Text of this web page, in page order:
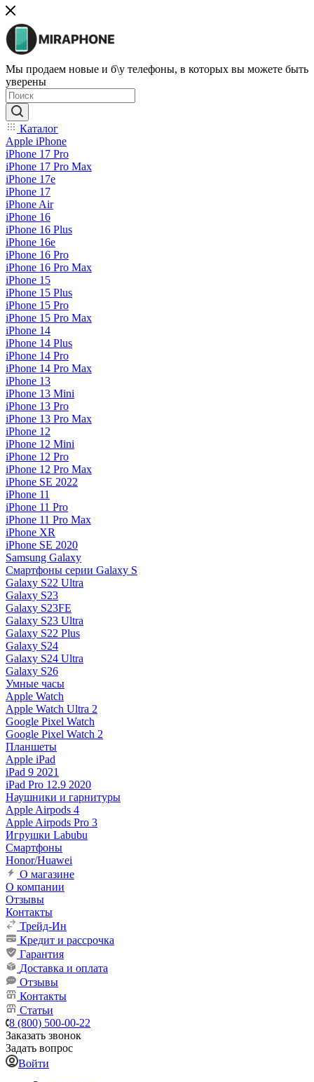
Мы продаем новые и б\у телефоны, в которых вы можете быть
уверены
Каталог
Apple iPhone
iPhone 17 Pro
iPhone 17 Pro Max
iPhone 17e
iPhone 17
iPhone Air
iPhone 16
iPhone 16 Plus
iPhone 16e
iPhone 16 Pro
iPhone 16 Pro Max
iPhone 15
iPhone 15 Plus
iPhone 15 Pro
iPhone 15 Pro Max
iPhone 14
iPhone 14 Plus
iPhone 14 Pro
iPhone 14 Pro Max
iPhone 13
iPhone 13 Mini
iPhone 13 Pro
iPhone 13 Pro Max
iPhone 12
iPhone 12 Mini
iPhone 12 Pro
iPhone 12 Pro Max
iPhone SE 2022
iPhone 11
iPhone 11 Pro
iPhone 11 Pro Max
iPhone XR
iPhone SE 2020
Samsung Galaxy
Смартфоны серии Galaxy S
Galaxy S22 Ultra
Galaxy S23
Galaxy S23FE
Galaxy S23 Ultra
Galaxy S22 Plus
Galaxy S24
Galaxy S24 Ultra
Galaxy S26
Умные часы
Apple Watch
Apple Watch Ultra 2
Google Pixel Watch
Google Pixel Watch 2
Планшеты
Apple iPad
iPad 9 2021
iPad Pro 12.9 2020
Наушники и гарнитуры
Apple Airpods 4
Apple Airpods Pro 3
Игрушки Labubu
Смартфоны
Honor/Huawei
О магазине
О компании
Отзывы
Контакты
Трейд-Ин
Кредит и рассрочка
Гарантия
Доставка и оплата
Отзывы
Контакты
Статьи
8 (800) 500-00-22
Заказать звонок
Задать вопрос
Войти